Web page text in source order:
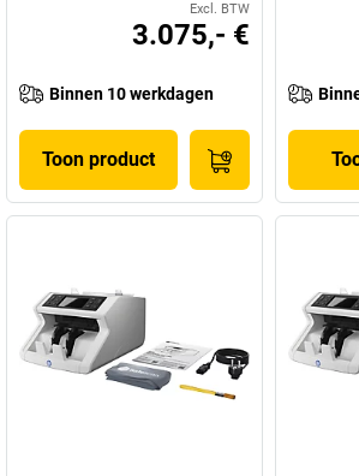
Excl. BTW
3.075,- €
Binnen 10 werkdagen
Toon product